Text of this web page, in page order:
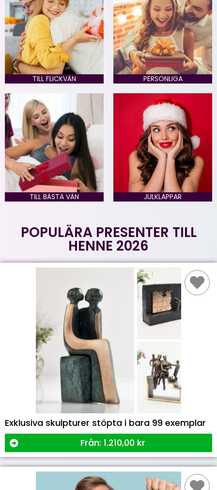
TILL FLICKVÄN PERSONLIGA
TILL BÄSTA VÄN JULKLAPPAR
POPULÄRA PRESENTER TILL
HENNE 2026
Exklusiva skulpturer stöpta i bara 99 exemplar
Från: 1.210,00 kr